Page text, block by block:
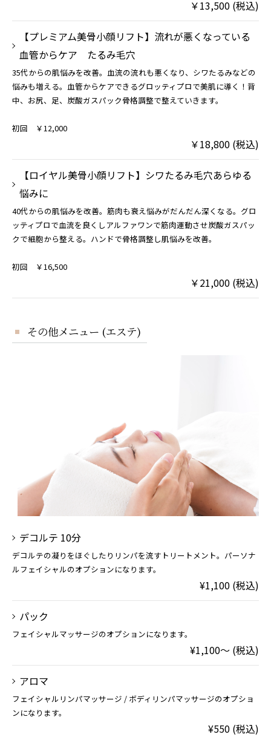
￥13,500 (税込)
【プレミアム美骨小顔リフト】流れが悪くなっている
血管からケア たるみ毛穴
35代からの肌悩みを改善。血流の流れも悪くなり、シワたるみなどの
悩みも増える。血管からケアできるグロッティプロで美肌に導く！背
中、お尻、足、炭酸ガスパック骨格調整で整えていきます。
初回 ￥12,000
￥18,800 (税込)
【ロイヤル美骨小顔リフト】シワたるみ毛穴あらゆる
悩みに
40代からの肌悩みを改善。筋肉も衰え悩みがだんだん深くなる。グロ
ッティプロで血流を良くしアルファワンで筋肉運動させ炭酸ガスパッ
クで細胞から整える。ハンドで骨格調整し肌悩みを改善。
初回 ￥16,500
￥21,000 (税込)
その他メニュー (エステ)
デコルテ 10分
デコルテの凝りをほぐしたりリンパを流すトリートメント。パーソナ
ルフェイシャルのオプションになります。
¥1,100 (税込)
パック
フェイシャルマッサージのオプションになります。
¥1,100～ (税込)
アロマ
フェイシャルリンパマッサージ / ボディリンパマッサージのオプショ
ンになります。
¥550 (税込)